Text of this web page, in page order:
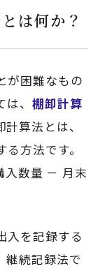
は何か？
が困難なもの
は、棚卸計算
算法とは、
方法です。
入数量 － 月末
入を記録する
継続記録法で